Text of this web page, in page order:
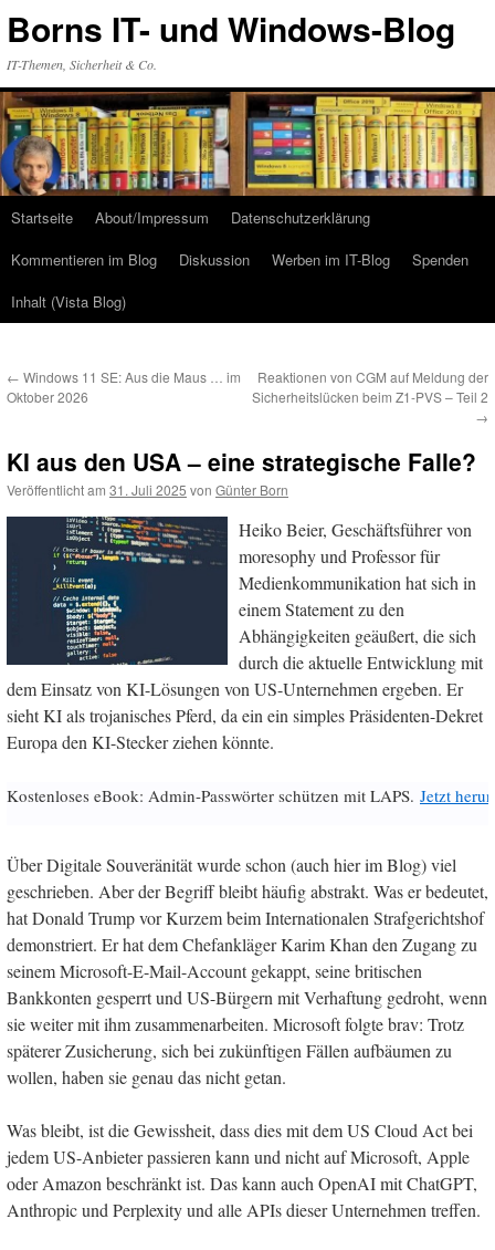
Inhalt
Borns IT- und Windows-Blog
IT-Themen, Sicherheit & Co.
Startseite About/Impressum
Datenschutzerklärung
Kommentieren im Blog
Diskussion Werben im IT-Blog
Spenden
Inhalt (Vista Blog)
← Windows 11 SE: Aus die Maus … im
Oktober 2026
Reaktionen von CGM auf Meldung der
Sicherheitslücken beim Z1-PVS – Teil 2
→
KI aus den USA – eine strategische Falle?
Veröffentlicht am 31. Juli 2025 von Günter Born
Heiko Beier, Geschäftsführer von
moresophy und Professor für
Medienkommunikation hat sich in
einem Statement zu den
Abhängigkeiten geäußert, die sich
durch die aktuelle Entwicklung mit
dem Einsatz von KI-Lösungen von US-Unternehmen ergeben. Er
sieht KI als trojanisches Pferd, da ein ein simples Präsidenten-Dekret
Europa den KI-Stecker ziehen könnte.
Kostenloses eBook: Admin-Passwörter schützen mit LAPS. Jetzt
Über Digitale Souveränität wurde schon (auch hier im Blog) viel
geschrieben. Aber der Begriff bleibt häufig abstrakt. Was er bedeutet,
hat Donald Trump vor Kurzem beim Internationalen Strafgerichtshof
demonstriert. Er hat dem Chefankläger Karim Khan den Zugang zu
seinem Microsoft-E-Mail-Account gekappt, seine britischen
Bankkonten gesperrt und US-Bürgern mit Verhaftung gedroht, wenn
sie weiter mit ihm zusammenarbeiten. Microsoft folgte brav: Trotz
späterer Zusicherung, sich bei zukünftigen Fällen aufbäumen zu
wollen, haben sie genau das nicht getan.
Was bleibt, ist die Gewissheit, dass dies mit dem US Cloud Act bei
jedem US-Anbieter passieren kann und nicht auf Microsoft, Apple
oder Amazon beschränkt ist. Das kann auch OpenAI mit ChatGPT,
Anthropic und Perplexity und alle APIs dieser Unternehmen treffen.